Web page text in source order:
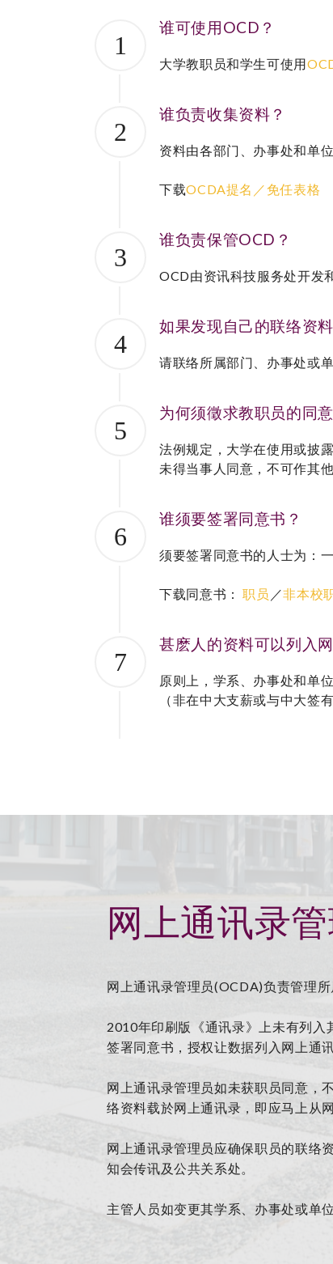
1
谁可使用OCD？
大学教职员和学生可使用
2
谁负责收集资料？
资料由各部门、办事处和单
下载OCDA提名／免任表格
3
谁负责保管OCD？
OCD由资讯科技服务处开发
4
如果发现自己的联络资
请联络所属部门、办事处或
5
为何须徵求教职员的同意
法例规定，大学在使用或披
未得当事人同意，不可作其
6
谁须要签署同意书？
须要签署同意书的人士为：
下载同意书：职员 ／非本校
7
甚麽人的资料可以列入
原则上，学系、办事处和单
（非在中大支薪或与中大签
网上通讯录
网上通讯录管理员(OCDA)负责管理
2010年印刷版《通讯录》上未有列
签署同意书，授权让数据列入网上通讯
网上通讯录管理员如未获职员同意，
络资料载於网上通讯录，即应马上从
网上通讯录管理员应确保职员的联络
知会传讯及公共关系处。
主管人员如变更其学系、办事处或单